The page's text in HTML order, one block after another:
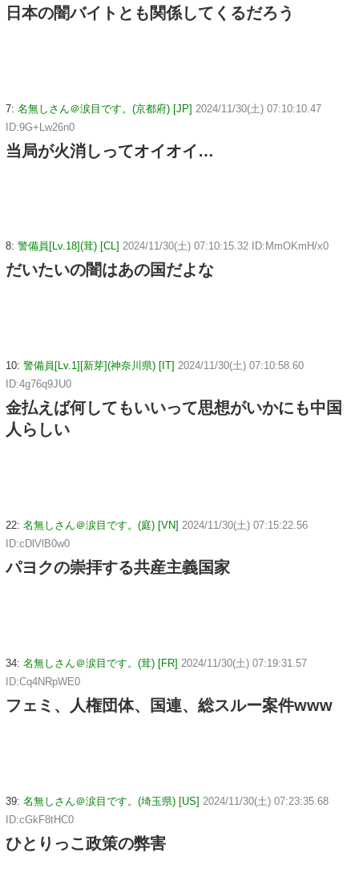
日本の闇バイトとも関係してくるだろう
7: 名無しさん＠涙目です。(京都府) [JP] 2024/11/30(土) 07:10:10.47
ID:9G+Lw26n0
当局が火消しってオイオイ…
8: 警備員[Lv.18](茸) [CL] 2024/11/30(土) 07:10:15.32 ID:MmOKmH/x0
だいたいの闇はあの国だよな
10: 警備員[Lv.1][新芽](神奈川県) [IT] 2024/11/30(土) 07:10:58.60
ID:4g76q9JU0
金払えば何してもいいって思想がいかにも中国
人らしい
22: 名無しさん＠涙目です。(庭) [VN] 2024/11/30(土) 07:15:22.56
ID:cDlVlB0w0
パヨクの崇拝する共産主義国家
34: 名無しさん＠涙目です。(茸) [FR] 2024/11/30(土) 07:19:31.57
ID:Cq4NRpWE0
フェミ、人権団体、国連、総スルー案件www
39: 名無しさん＠涙目です。(埼玉県) [US] 2024/11/30(土) 07:23:35.68
ID:cGkF8tHC0
ひとりっこ政策の弊害